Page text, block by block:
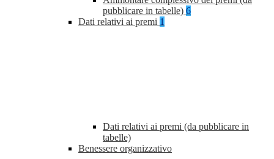
pubblicare in tabelle) 6
Dati relativi ai premi 1
Dati relativi ai premi (da pubblicare in
tabelle)
Benessere organizzativo